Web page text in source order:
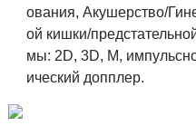
ования, Акушерство/
ой кишки/
мы: 2D, 3D, М,
ический допплер.